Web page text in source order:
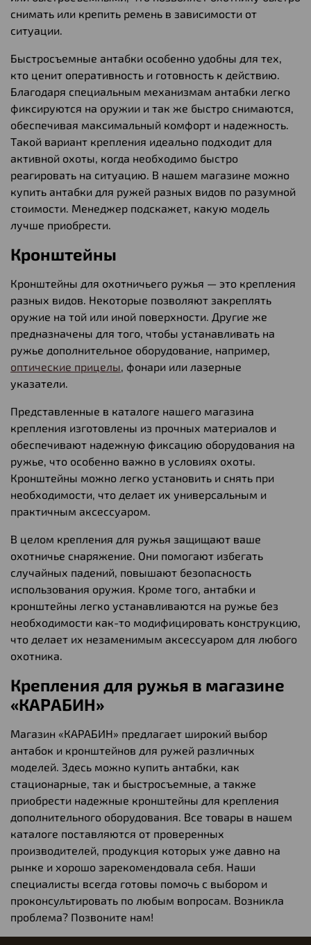
снимать или крепить ремень в зависимости от
ситуации.
Быстросъемные антабки особенно удобны для тех,
кто ценит оперативность и готовность к действию.
Благодаря специальным механизмам антабки легко
фиксируются на оружии и так же быстро снимаются,
обеспечивая максимальный комфорт и надежность.
Такой вариант крепления идеально подходит для
активной охоты, когда необходимо быстро
реагировать на ситуацию. В нашем магазине можно
купить антабки для ружей разных видов по разумной
стоимости. Менеджер подскажет, какую модель
лучше приобрести.
Кронштейны
Кронштейны для охотничьего ружья — это крепления
разных видов. Некоторые позволяют закреплять
оружие на той или иной поверхности. Другие же
предназначены для того, чтобы устанавливать на
ружье дополнительное оборудование, например,
оптические прицелы , фонари или лазерные
указатели.
Представленные в каталоге нашего магазина
крепления изготовлены из прочных материалов и
обеспечивают надежную фиксацию оборудования на
ружье, что особенно важно в условиях охоты.
Кронштейны можно легко установить и снять при
необходимости, что делает их универсальным и
практичным аксессуаром.
В целом крепления для ружья защищают ваше
охотничье снаряжение. Они помогают избегать
случайных падений, повышают безопасность
использования оружия. Кроме того, антабки и
кронштейны легко устанавливаются на ружье без
необходимости как-то модифицировать конструкцию,
что делает их незаменимым аксессуаром для любого
охотника.
Крепления для ружья в магазине
«КАРАБИН»
Магазин «КАРАБИН» предлагает широкий выбор
антабок и кронштейнов для ружей различных
моделей. Здесь можно купить антабки, как
стационарные, так и быстросъемные, а также
приобрести надежные кронштейны для крепления
дополнительного оборудования. Все товары в нашем
каталоге поставляются от проверенных
производителей, продукция которых уже давно на
рынке и хорошо зарекомендовала себя. Наши
специалисты всегда готовы помочь с выбором и
проконсультировать по любым вопросам. Возникла
проблема? Позвоните нам!